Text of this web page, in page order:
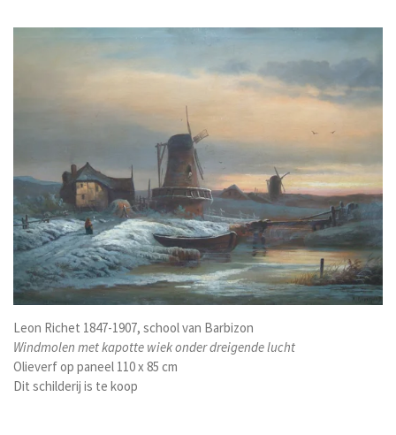
Leon Richet 1847-1907, school van Barbizon
Windmolen met kapotte wiek onder dreigende lucht
Olieverf op paneel 110 x 85 cm
Dit schilderij is te koop